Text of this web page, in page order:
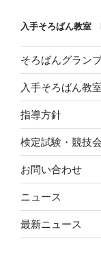
入手そろばん教室
そろばんグラン
入手そろばん教室
指導方針
検定試験・競技会
お問い合わせ
ニュース
最新ニュース